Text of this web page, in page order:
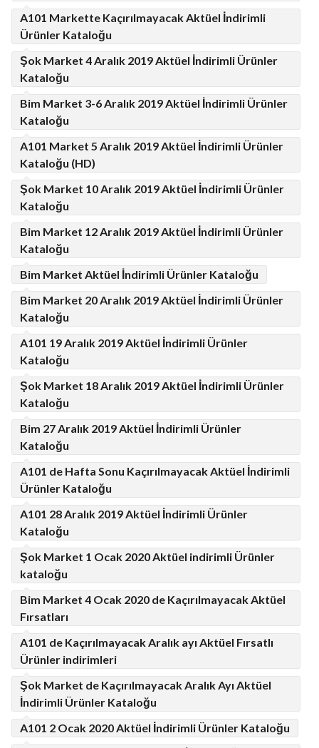
A101 Markette Kaçırılmayacak Aktüel İndirimli
Ürünler Kataloğu
Şok Market 4 Aralık 2019 Aktüel İndirimli Ürünler
Kataloğu
Bim Market 3-6 Aralık 2019 Aktüel İndirimli Ürünler
Kataloğu
A101 Market 5 Aralık 2019 Aktüel İndirimli Ürünler
Kataloğu (HD)
Şok Market 10 Aralık 2019 Aktüel İndirimli Ürünler
Kataloğu
Bim Market 12 Aralık 2019 Aktüel İndirimli Ürünler
Kataloğu
Bim Market Aktüel İndirimli Ürünler Kataloğu
Bim Market 20 Aralık 2019 Aktüel İndirimli Ürünler
Kataloğu
A101 19 Aralık 2019 Aktüel İndirimli Ürünler
Kataloğu
Şok Market 18 Aralık 2019 Aktüel İndirimli Ürünler
Kataloğu
Bim 27 Aralık 2019 Aktüel İndirimli Ürünler
Kataloğu
A101 de Hafta Sonu Kaçırılmayacak Aktüel İndirimli
Ürünler Kataloğu
A101 28 Aralık 2019 Aktüel İndirimli Ürünler
Kataloğu
Şok Market 1 Ocak 2020 Aktüel indirimli Ürünler
kataloğu
Bim Market 4 Ocak 2020 de Kaçırılmayacak Aktüel
Fırsatları
A101 de Kaçırılmayacak Aralık ayı Aktüel Fırsatlı
Ürünler indirimleri
Şok Market de Kaçırılmayacak Aralık Ayı Aktüel
İndirimli Ürünler Kataloğu
A101 2 Ocak 2020 Aktüel İndirimli Ürünler Kataloğu